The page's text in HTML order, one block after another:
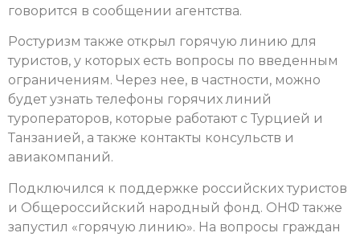
говорится в сообщении агентства.
Ростуризм также открыл горячую линию для
туристов, у которых есть вопросы по введенным
ограничениям. Через нее, в частности, можно
будет узнать телефоны горячих линий
туроператоров, которые работают с Турцией и
Танзанией, а также контакты консульств и
авиакомпаний.
Подключился к поддержке российских туристов
и Общероссийский народный фонд. ОНФ также
запустил «горячую линию». На вопросы граждан